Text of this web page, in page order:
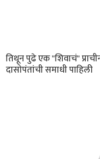
तिथून पुढे एक "शिवाचं"
दासोपंतांची समाधी पाहिली